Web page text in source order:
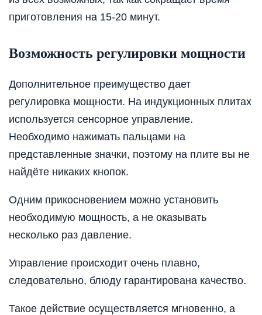
приготовления на 15-20 минут.
Возможность регулировки мощности
Дополнительное преимущество дает
регулировка мощности. На индукционных плитах
используется сенсорное управление.
Необходимо нажимать пальцами на
представленные значки, поэтому на плите вы не
найдёте никаких кнопок.
Одним прикосновением можно установить
необходимую мощность, а не оказывать
несколько раз давление.
Управление происходит очень плавно,
следовательно, блюду гарантирована качество.
Такое действие осуществляется мгновенно, а